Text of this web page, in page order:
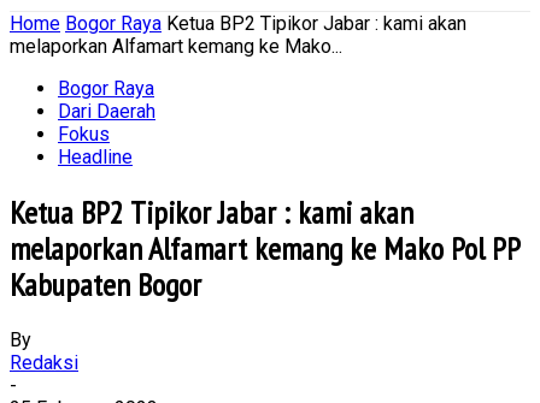
Home Bogor Raya Ketua BP2 Tipikor Jabar : kami akan
melaporkan Alfamart kemang ke Mako...
Bogor Raya
Dari Daerah
Fokus
Headline
Ketua BP2 Tipikor Jabar : kami akan
melaporkan Alfamart kemang ke Mako Pol PP
Kabupaten Bogor
By
Redaksi
-